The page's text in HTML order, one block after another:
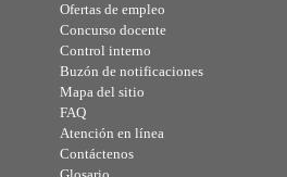
Ofertas de empleo
Concurso docente
Control interno
Buzón de notificaciones
Mapa del sitio
FAQ
Atención en línea
Contáctenos